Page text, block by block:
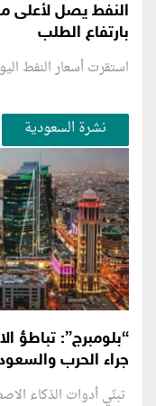
النفط يصل لأعلى
بارتفاع الطلب
استقرت أسعار النفط
نشرة السعودية
“بلومبرج”: تباطؤ
جراء الحرب